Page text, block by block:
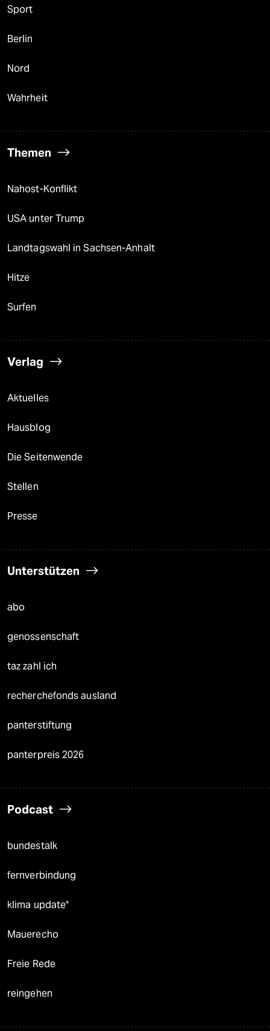
Sport
Berlin
Nord
Wahrheit
Themen
Nahost-Konflikt
USA unter Trump
Landtagswahl in Sachsen-Anhalt
Hitze
Surfen
Verlag
Aktuelles
Hausblog
Die Seitenwende
Stellen
Presse
Unterstützen
abo
genossenschaft
taz zahl ich
recherchefonds ausland
panterstiftung
panterpreis 2026
Podcast
bundestalk
fernverbindung
klima update°
Mauerecho
Freie Rede
reingehen